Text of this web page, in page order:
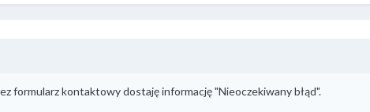
formularz kontaktowy dostaję informację "Nieoczekiwany błąd".